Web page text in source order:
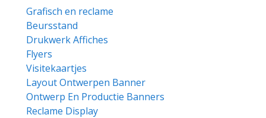
Grafisch en reclame
Beursstand
Drukwerk Affiches
Flyers
Visitekaartjes
Layout Ontwerpen Banner
Ontwerp En Productie Banners
Reclame Display